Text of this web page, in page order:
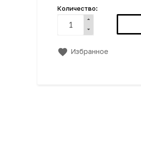
Количество:
Избранное